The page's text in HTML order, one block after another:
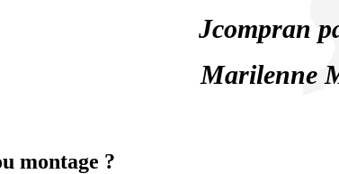
Jcompran
Marilenne
montage ?